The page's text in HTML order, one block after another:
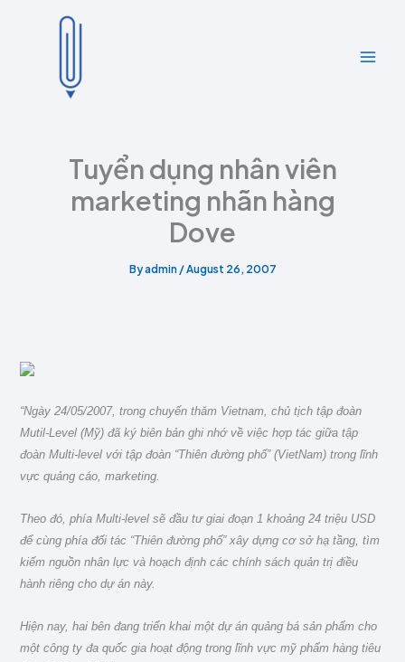
Tuyển dụng nhân viên
marketing nhãn hàng
Dove
Byadmin /August 26, 2007
“Ngày 24/05/2007, trong chuyến thăm Vietnam, chủ tịch tập đoàn
Mutil-Level (Mỹ) đã ký biên bản ghi nhớ về việchợp tác giữa tập
đoàn Multi-level với tập đoàn “Thiên đường phố” (VietNam) trong lĩnh
vực quảng cáo, marketing.
Theo đó, phía Multi-level sẽ đầu tư giai đoạn 1 khoảng 24 triệu USD
để cùng phía đối tác “Thiên đường phố” xâydựng cơ sở hạ tầng, tìm
kiếm nguồn nhân lực và hoạch định các chính sách quản trị điều
hành riêng cho dự án này.
Hiện nay, hai bên đang triển khai một dự án quảng bá sản phẩm cho
một công ty đa quốc gia hoạt động trong lĩnhvực mỹ phẩm hàng tiêu